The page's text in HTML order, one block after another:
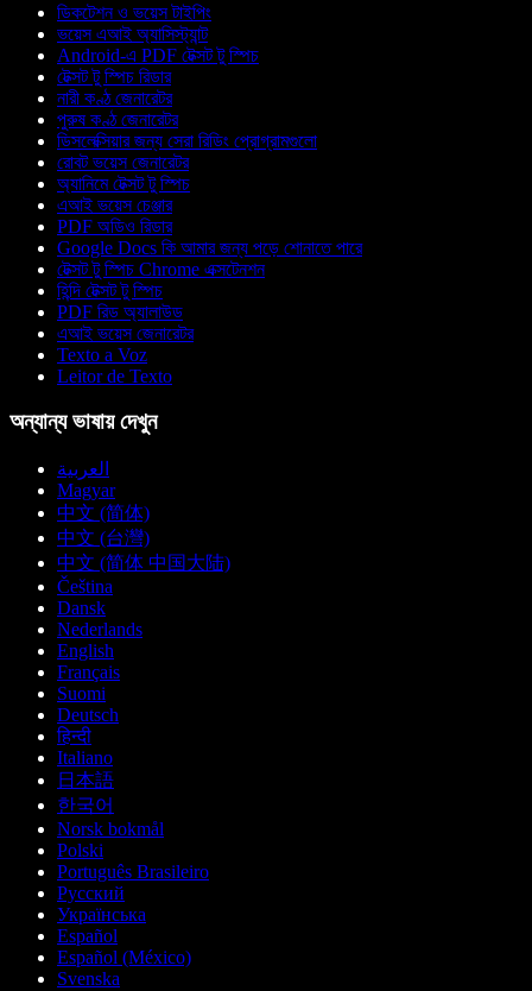
ডিকটেশন ও ভয়েস টাইপিং
ভয়েস এআই অ্যাসিস্ট্যান্ট
Android-এ PDF টেক্সট টু স্পিচ
টেক্সট টু স্পিচ রিডার
নারী কণ্ঠ জেনারেটর
পুরুষ কণ্ঠ জেনারেটর
ডিসলেক্সিয়ার জন্য সেরা রিডিং প্রোগ্রামগুলো
রোবট ভয়েস জেনারেটর
অ্যানিমে টেক্সট টু স্পিচ
এআই ভয়েস চেঞ্জার
PDF অডিও রিডার
Google Docs কি আমার জন্য পড়ে শোনাতে পারে
টেক্সট টু স্পিচ Chrome এক্সটেনশন
হিন্দি টেক্সট টু স্পিচ
PDF রিড অ্যালাউড
এআই ভয়েস জেনারেটর
Texto a Voz
Leitor de Texto
অন্যান্য ভাষায় দেখুন
العربية
Magyar
中文 (简体)
中文 (台灣)
中文 (简体 中国大陆)
Čeština
Dansk
Nederlands
English
Français
Suomi
Deutsch
हिन्दी
Italiano
日本語
한국어
Norsk bokmål
Polski
Português Brasileiro
Русский
Українська
Español
Español (México)
Svenska